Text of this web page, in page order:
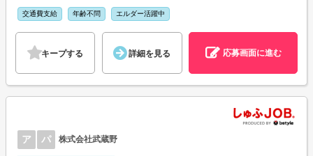
交通費支給 年齢不問 エルダー活躍中
キープする 詳細を見る 応募画面に進む
ア パ 株式会社武蔵野